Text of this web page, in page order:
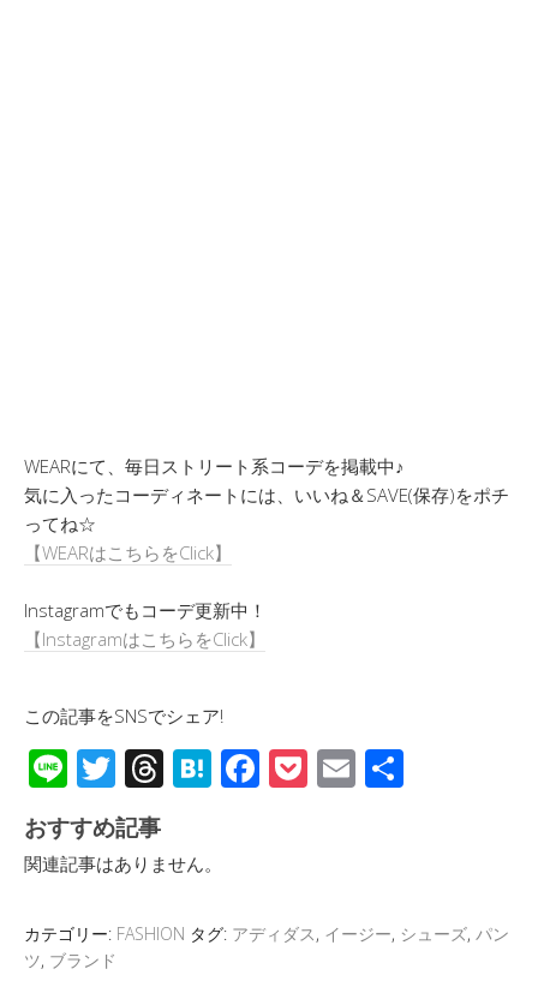
WEARにて、毎日ストリート系コーデを掲載中♪
気に入ったコーディネートには、いいね＆SAVE(保存)をポチ
ってね☆
【WEARはこちらをClick】
Instagramでもコーデ更新中！
【InstagramはこちらをClick】
この記事をSNSでシェア!
Li
n
e
T
wi
tt
er
T
hr
e
a
d
H
at
a
F
ac
o
o
P
o
E
m
おすすめ記事
関連記事はありません。
カテゴリー: FASHION タグ: アディダス, イージー, シューズ, パン
ツ, ブランド